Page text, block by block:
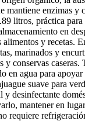
mantiene enzimas y
litros, práctica
en
y recetas.
marinados y
y conservas caseras.
en agua para apoyar
suave para
desinfectante
mantener en
requiere